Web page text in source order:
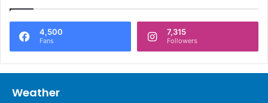
4,500
Fans
7,315
Followers
Weather